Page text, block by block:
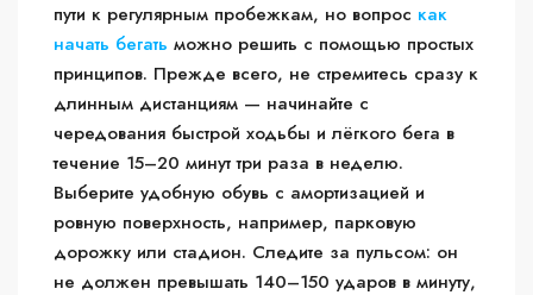
пути к регулярным пробежкам, но вопрос как
начать бегать можно решить с помощью простых
принципов. Прежде всего, не стремитесь сразу к
длинным дистанциям — начинайте с
чередования быстрой ходьбы и лёгкого бега в
течение 15–20 минут три раза в неделю.
Выберите удобную обувь с амортизацией и
ровную поверхность, например, парковую
дорожку или стадион. Следите за пульсом: он
не должен превышать 140–150 ударов в минуту,